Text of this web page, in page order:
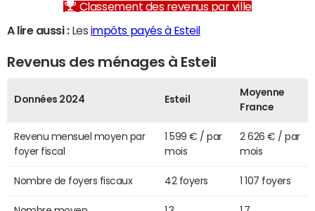
Classement des revenus par ville
A lire aussi :Les impôts payés à Esteil
Revenus des ménages à Esteil
Données 2024 Esteil
Moyenne
France
Revenu mensuel moyen par
foyer fiscal
1 599 € / par
mois
2 626 € / par
mois
Nombre de foyers fiscaux 42 foyers 1 107 foyers